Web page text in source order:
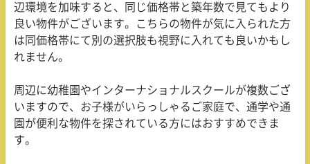
辺環境を加味すると、同じ価格帯と築年数で見てもより
良い物件がございます。こちらの物件が気に入られた方
は同価格帯にて別の選択肢も視野に入れても良いかもし
れません。
周辺に幼稚園やインターナショナルスクールが複数ござ
いますので、お子様がいらっしゃるご家庭で、通学や通
園が便利な物件を探されている方にはおすすめできま
す。